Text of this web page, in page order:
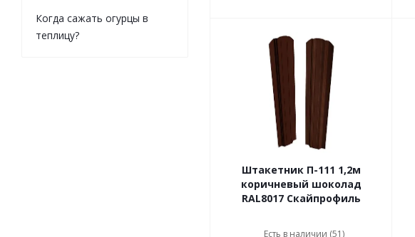
Штакетник П-111 1,2м
коричневый шоколад
RAL8017 Скайпрофиль
Есть в наличии (51)
Когда сажать огурцы в
теплицу?